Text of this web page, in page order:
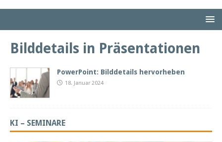
Bilddetails in Präsentationen
PowerPoint: Bilddetails hervorheben
18. Januar 2024
KI – SEMINARE